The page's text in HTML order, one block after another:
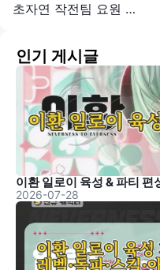
초자연 작전팀 요원 성능 순위 & 초보 추천
인기 게시글
이환 일로이 육성 & 파티 편
2026-07-28